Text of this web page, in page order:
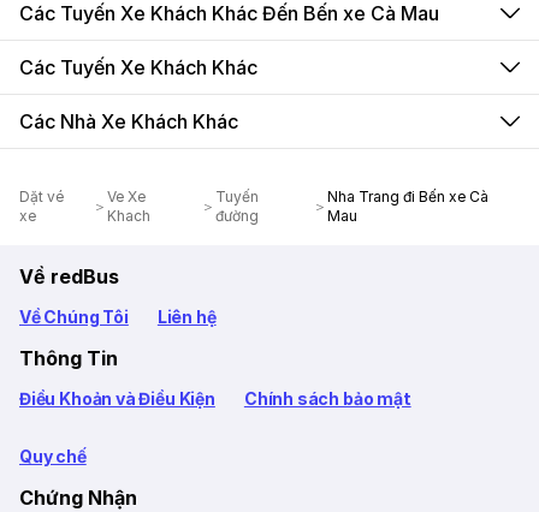
Các Tuyến Xe Khách Khác Đến Bến xe Cà Mau
Các Tuyến Xe Khách Khác
Các Nhà Xe Khách Khác
Dặt vé
xe
Ve Xe
Khach
Tuyến
đường
Nha Trang đi Bến xe Cà
Mau
Về redBus
Về Chúng Tôi Liên hệ
Thông Tin
Điều Khoản và Điều Kiện Chính sách bảo mật
Quy chế
Chứng Nhận